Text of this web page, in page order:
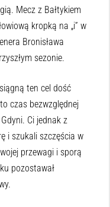
Mecz z Bałtykiem
kropką na „i” w
Bronisława
sezonie.
ten cel dość
czas bezwzględnej
Ci jednak z
i szukali szczęścia w
przewagi i sporą
pozostawał